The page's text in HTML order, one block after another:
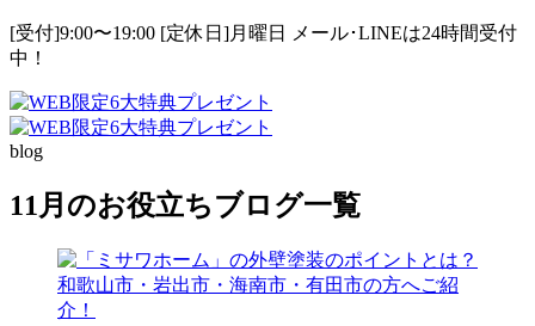
[受付]9:00〜19:00 [定休日]月曜日
メール･LINEは24時間受付
中！
blog
11月のお役立ちブログ一覧